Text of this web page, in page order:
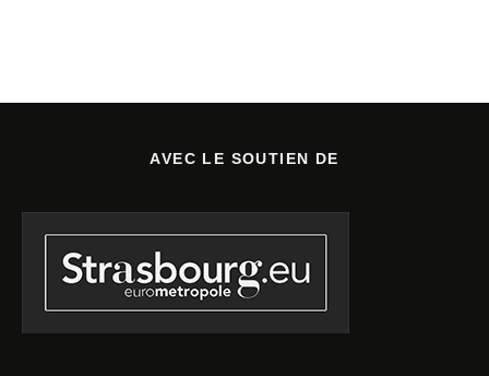
AVEC LE SOUTIEN DE